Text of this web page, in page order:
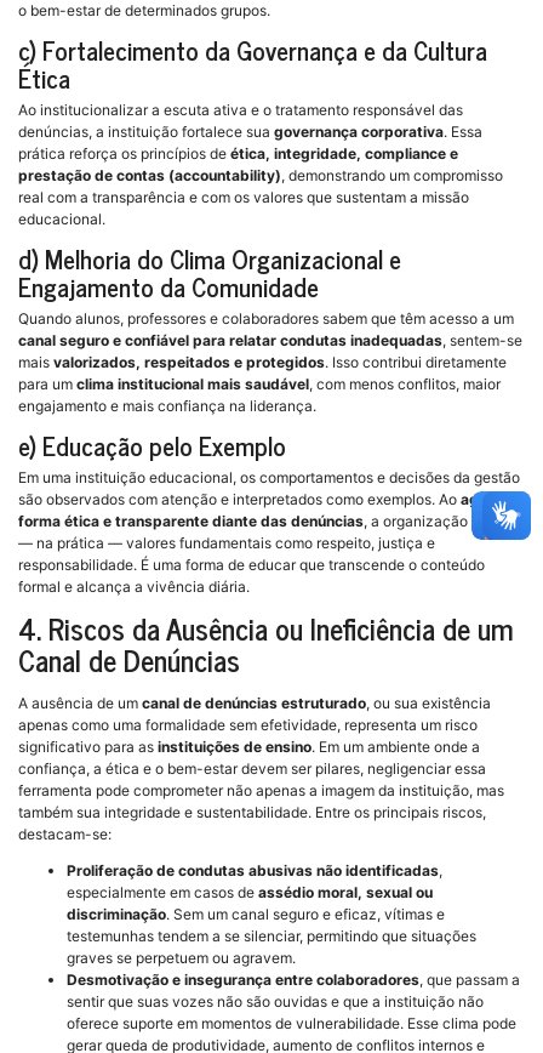
o bem-estar de determinados grupos.
c) Fortalecimento da Governança e da Cultura
Ética
Ao institucionalizar a escuta ativa e o tratamento responsável das
denúncias, a instituição fortalece sua governança corporativa. Essa
prática reforça os princípios de ética, integridade, compliance e
prestação de contas (accountability), demonstrando um compromisso
real com a transparência e com os valores que sustentam a missão
educacional.
d) Melhoria do Clima Organizacional e
Engajamento da Comunidade
Quando alunos, professores e colaboradores sabem que têm acesso a um
canal seguro e confiável para relatar condutas inadequadas, sentem-se
mais valorizados, respeitados e protegidos. Isso contribui diretamente
para um clima institucional mais saudável, com menos conflitos, maior
engajamento e mais confiança na liderança.
e) Educação pelo Exemplo
Em uma instituição educacional, os comportamentos e decisões da gestão
são observados com atenção e interpretados como exemplos. Ao agir de
forma ética e transparente diante das denúncias, a organização ensina
— na prática — valores fundamentais como respeito, justiça e
responsabilidade. É uma forma de educar que transcende o conteúdo
formal e alcança a vivência diária.
4. Riscos da Ausência ou Ineficiência de um
Canal de Denúncias
A ausência de um canal de denúncias estruturado, ou sua existência
apenas como uma formalidade sem efetividade, representa um risco
significativo para as instituições de ensino. Em um ambiente onde a
confiança, a ética e o bem-estar devem ser pilares, negligenciar essa
ferramenta pode comprometer não apenas a imagem da instituição, mas
também sua integridade e sustentabilidade. Entre os principais riscos,
destacam-se:
Proliferação de condutas abusivas não identificadas,
especialmente em casos de assédio moral, sexual ou
discriminação. Sem um canal seguro e eficaz, vítimas e
testemunhas tendem a se silenciar, permitindo que situações
graves se perpetuem ou agravem.
Desmotivação e insegurança entre colaboradores, que passam a
sentir que suas vozes não são ouvidas e que a instituição não
oferece suporte em momentos de vulnerabilidade. Esse clima pode
gerar queda de produtividade, aumento de conflitos internos e